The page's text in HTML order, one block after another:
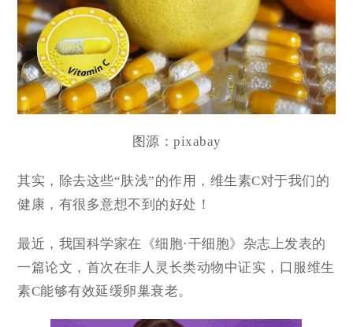
图源：pixabay
其实，除去这些“肤浅”的作用，维生素C对于我们的
健康，有很多意想不到的好处！
最近，我国科学家在 《细胞·干细胞》 杂志上发表的
一篇论文，首次在非人灵长类动物中证实，口服维生
素C能够有效延缓卵巢衰老。